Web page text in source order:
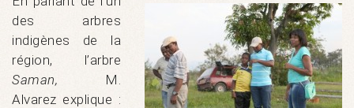
des arbres
indigènes de la
région, l’arbre
Saman, M.
Alvarez explique :